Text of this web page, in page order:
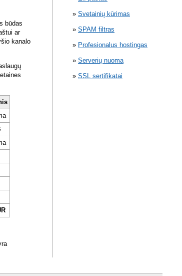
būdas
ar
kanalo
Svetainių kūrimas
SPAM filtras
Profesionalus hostingas
Serverių nuoma
SSL sertifikatai